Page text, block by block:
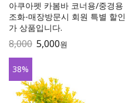
아쿠아펫 카봄바 코너용/중경용
조화-매장방문시 회원 특별 할인
가 상품입니다.
8,000 5,000원
38%